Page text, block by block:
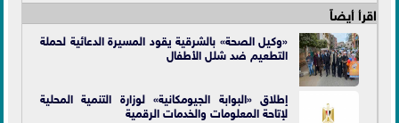
اقرأ أيضاً
«وكيل الصحة» بالشرقية يقود المسيرة الدعائية لحملة
التطعيم ضد شلل الأطفال
إطلاق «البوابة الجيومكانية» لوزارة التنمية المحلية
لإتاحة المعلومات والخدمات الرقمية